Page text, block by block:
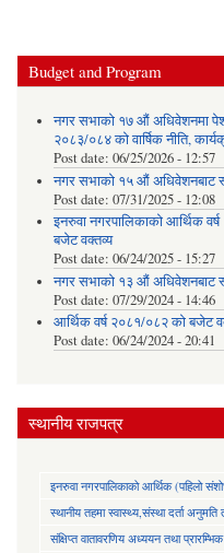
Budget and Program
नगर सभाको १७ औं अधिवेशनमा पेश
२०८३/०८४ को वार्षिक नीति,
Post date: 06/25/2026 - 12:57
नगर सभाको १५ औं अधिवेशनबाट
Post date: 07/31/2025 - 12:08
इनरुवा नगरपालिकाको आर्थिक
बजेट वक्तव्य
Post date: 06/24/2025 - 15:27
नगर सभाको १३ औं अधिवेशनबाट
Post date: 07/29/2024 - 14:46
आर्थिक वर्ष २०८१/०८२ को बजेट
Post date: 06/24/2024 - 20:41
स्थानीय राजपत्र
इनरुवा नगरपालिकाको आर्थिक (पहिलो
स्थानीय तहमा स्वास्थ्य,संस्था दर्ता
संक्षिप्त वातावरणिय अध्ययन तथा